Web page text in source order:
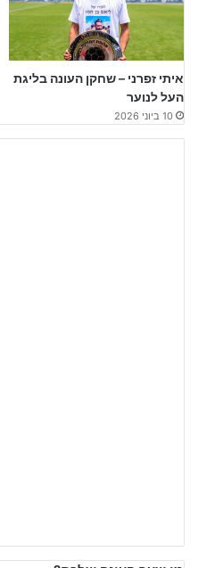
איתי זפרני – שחקן העונה בליגת
העל לנוער
10 ביוני 2026